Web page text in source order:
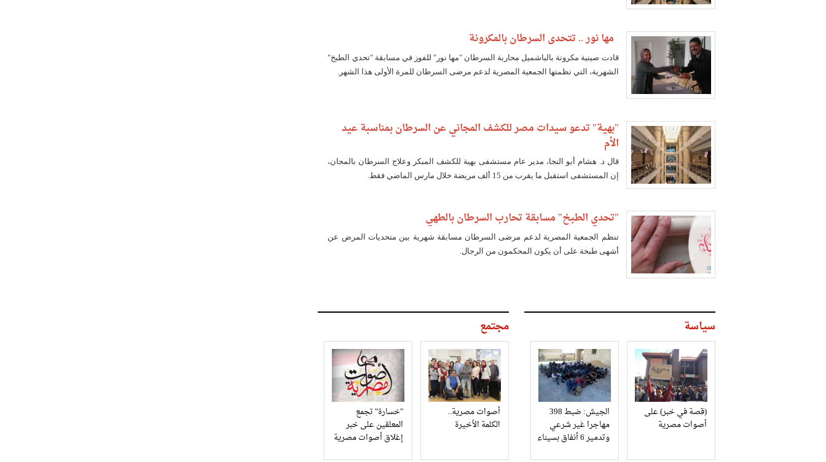
مها نور .. تتحدى السرطان بالمكرونة
قادت صينية مكرونة بالباشميل محاربة السرطان "مها نور" للفوز في مسابقة "تحدي الطبخ"
الشهرية، التي نظمتها الجمعية المصرية لدعم مرضى السرطان للمرة الأولى هذا الشهر.
"بهية" تدعو سيدات مصر للكشف المجاني عن السرطان بمناسبة عيد
الأم
قال د. هشام أبو النجا، مدير عام مستشفى بهية للكشف المبكر وعلاج السرطان بالمجان،
إن المستشفى استقبل ما يقرب من 15 ألف مريضة خلال مارس الماضي فقط.
"تحدي الطبخ" مسابقة تحارب السرطان بالطهي
تنظم الجمعية المصرية لدعم مرضى السرطان مسابقة شهرية بين متحديات المرض عن
أشهى طبخة على أن يكون المحكمون من الرجال.
سياسة
(قصة في خبر) على
أصوات مصرية
الجيش: ضبط 398
مهاجرا غير شرعي
وتدمير 6 أنفاق بسيناء
مجتمع
أصوات مصرية..
الكلمة الأخيرة
"خسارة" تجمع
المعلقين على خبر
إغلاق أصوات مصرية